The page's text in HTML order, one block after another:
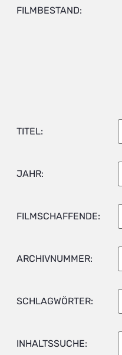
FILMBESTAND:
TITEL:
JAHR:
FILMSCHAFFENDE:
ARCHIVNUMMER:
SCHLAGWÖRTER:
INHALTSSUCHE: